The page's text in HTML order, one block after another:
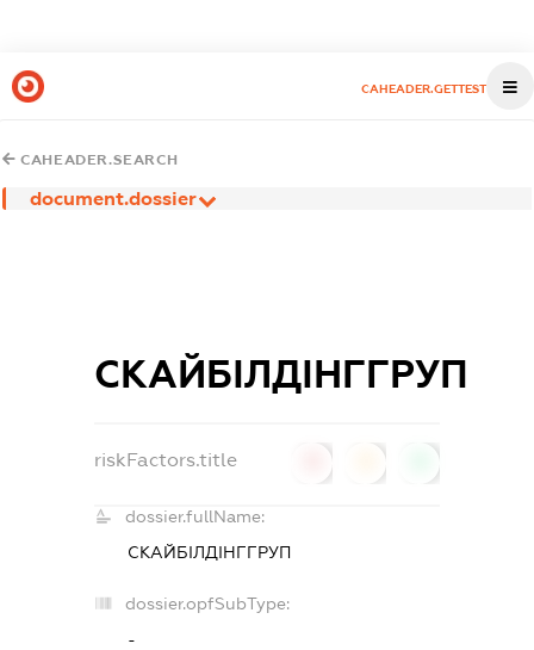
CAHEADER.GETTEST
CAHEADER.SEARCH
document.dossier
СКАЙБІЛДІНГГРУП
riskFactors.title
dossier.fullName:
СКАЙБІЛДІНГГРУП
dossier.opfSubType:
-